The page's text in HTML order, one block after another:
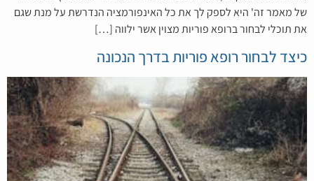
של מאמר זה' היא לספק לך את כל האינפורמציה הנדרשת על מנת שגם
את תוכלי לבחור ברופא פוריות מצוין אשר ילווה […]
כיצד לבחור רופא פוריות בדרך הנכונה